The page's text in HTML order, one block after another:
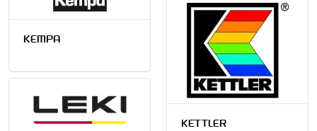
KEMPA
KETTLER